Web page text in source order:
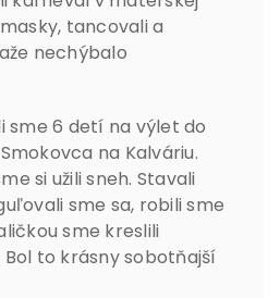
tancovali a
nechýbalo
sme 6 detí na výlet do
na Kalváriu.
si užili sneh. Stavali
sme sa, robili sme
sme kreslili
to krásny sobotňajší